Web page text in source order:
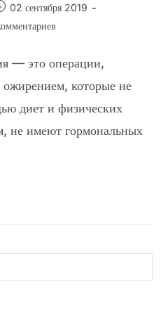
02 сентября 2019
— это операции,
которые не
диет и физических
не имеют гормональных